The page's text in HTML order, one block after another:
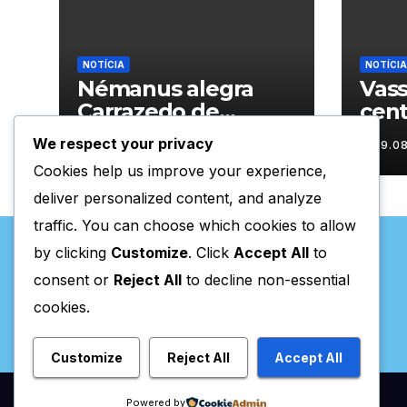
NOTÍCIA
Némanus alegra
Carrazedo de
Montenegro
09.08.2026
NOTÍCIA
Valpaços Online
We respect your privacy
Cookies help us improve your experience,
deliver personalized content, and analyze
traffic. You can choose which cookies to allow
by clicking Customize. Click Accept All to
consent or Reject All to decline non-essential
cookies.
Customize Reject All Accept All
Powered by